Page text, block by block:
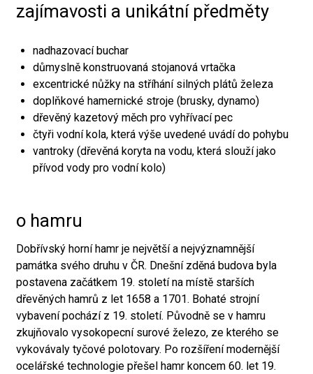
zajímavosti a unikátní předměty
nadhazovací buchar
důmyslně konstruovaná stojanová vrtačka
excentrické nůžky na stříhání silných plátů železa
doplňkové hamernické stroje (brusky, dynamo)
dřevěný kazetový měch pro vyhřívací pec
čtyři vodní kola, která výše uvedené uvádí do pohybu
vantroky (dřevěná koryta na vodu, která slouží jako
přívod vody pro vodní kolo)
o hamru
Dobřívský horní hamr je největší a nejvýznamnější
památka svého druhu v ČR. Dnešní zděná budova byla
postavena začátkem 19. století na místě starších
dřevěných hamrů z let 1658 a 1701. Bohaté strojní
vybavení pochází z 19. století. Původně se v hamru
zkujňovalo vysokopecní surové železo, ze kterého se
vykovávaly tyčové polotovary. Po rozšíření modernější
ocelářské technologie přešel hamr koncem 60. let 19.